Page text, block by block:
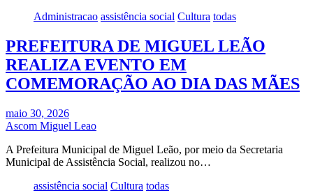
Administracao assistência social Cultura todas
PREFEITURA DE MIGUEL LEÃO
REALIZA EVENTO EM
COMEMORAÇÃO AO DIA DAS MÃES
maio 30, 2026
Ascom Miguel Leao
A Prefeitura Municipal de Miguel Leão, por meio da Secretaria
Municipal de Assistência Social, realizou no…
assistência social Cultura todas